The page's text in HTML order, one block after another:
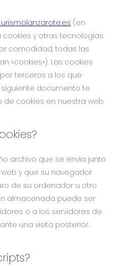
(en
cookies y otras tecnologías
comodidad, todas las
«cookies»). Las cookies
terceros a los que
documento te
cookies en nuestra web.
archivo que se envía junto
y que su navegador
de su ordenador u otro
almacenada puede ser
o a los servidores de
una visita posterior.